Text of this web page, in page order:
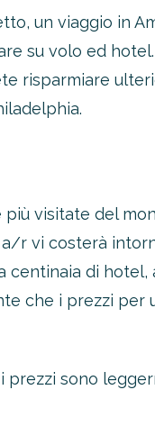
un viaggio in
su volo ed
risparmiare
visitate del
a/r vi costerà
centinaia di
che i prezzi per
prezzi sono